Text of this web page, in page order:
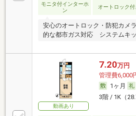
モニタ付インターホ
ン
オートロック付
安心のオートロック・防犯カメ
的な都市ガス対応 システムキッ
動画あり
7.20万円
管理費6,000
1ヶ月
3階 / 1K（